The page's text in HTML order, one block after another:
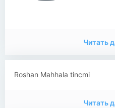
Читать
Roshan Mahhala tincmi
Читать